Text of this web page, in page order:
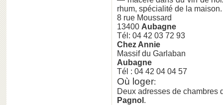
rhum, spécialité de la maison.
8 rue Moussard
13400 Aubagne
Tél: 04 42 03 72 93
Chez Annie
Massif du Garlaban
Aubagne
Tél : 04 42 04 04 57
Où loger:
Deux adresses de chambres
Pagnol .